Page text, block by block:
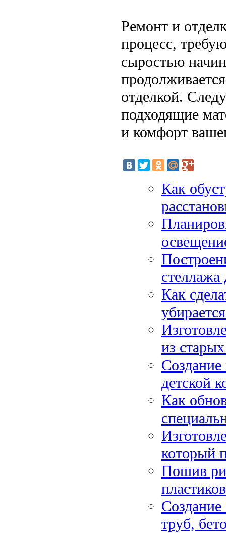
Ремонт и
процесс,
сыростью
отделкой.
подходящие
и комфорт
Как
стеллажа
Как
из
детской
Как
который
Пошив
Создание
труб,